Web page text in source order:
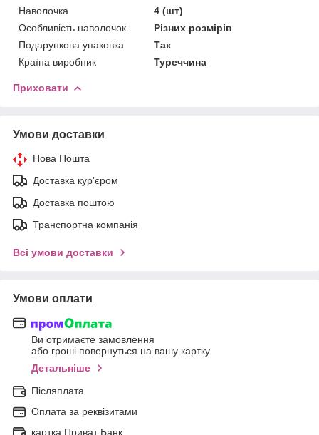
Наволочка
4 (шт)
Особливість наволочок
Різних розмірів
Подарункова упаковка
Так
Країна виробник
Туреччина
Приховати
Умови доставки
Нова Пошта
Доставка кур'єром
Доставка поштою
Транспортна компанія
Всі умови доставки
Умови оплати
Ви отримаєте замовлення
або гроші повернуться на вашу картку
Детальніше
Післяплата
Оплата за реквізитами
картка Приват Банк